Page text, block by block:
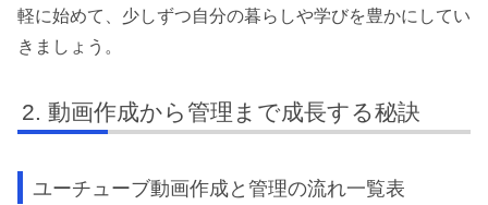
軽に始めて、少しずつ自分の暮らしや学びを豊かにしてい
きましょう。
動画作成から管理まで成長する秘訣
ユーチューブ動画作成と管理の流れ一覧表